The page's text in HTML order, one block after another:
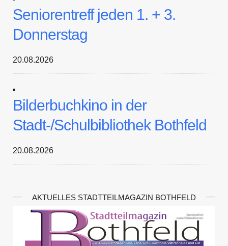
Seniorentreff jeden 1. + 3.
Donnerstag
20.08.2026
Bilderbuchkino in der
Stadt-/Schulbibliothek Bothfeld
20.08.2026
AKTUELLES STADTTEILMAGAZIN BOTHFELD